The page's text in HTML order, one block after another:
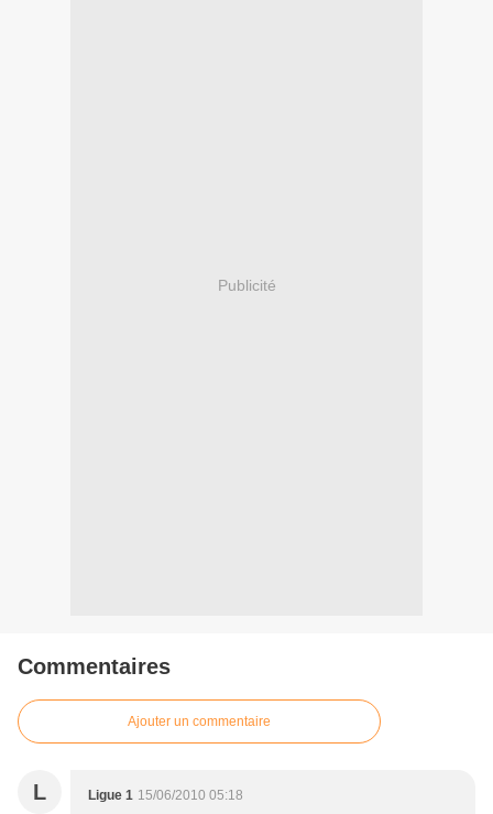
Publicité
Commentaires
Ajouter un commentaire
L Ligue 1 15/06/2010 05:18